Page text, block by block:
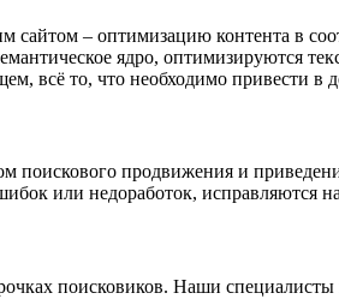
– оптимизацию контента в
ядро, оптимизируются
всё то, что необходимо привести в
продвижения и
или недоработок, исправляются
поисковиков. Наши